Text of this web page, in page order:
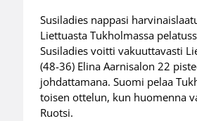
Susiladies nappasi
Liettuasta Tukholmassa
Susiladies voitti vakuuttavasti
(48-36) Elina Aarnisalon 22
johdattamana. Suomi pelaa
toisen ottelun, kun huomenna
Ruotsi.